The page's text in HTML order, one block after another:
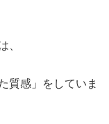
、
質感」をしていま